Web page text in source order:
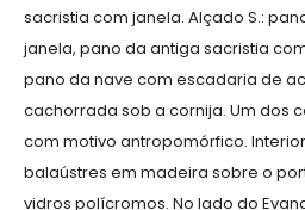
sacristia com janela. Alçado S.:
janela, pano da antiga sacristia
pano da nave com escadaria de
cachorrada sob a cornija. Um dos
com motivo antropomórfico.
balaústres em madeira sobre o
vidros polícromos. No lado do